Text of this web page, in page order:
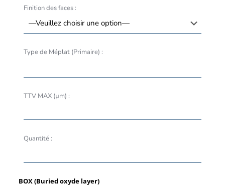
Finition des faces :
Type de Méplat (Primaire) :
TTV MAX (µm) :
Quantité :
BOX (Buried oxyde layer)